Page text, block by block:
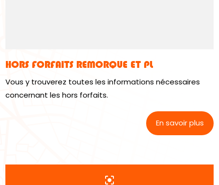
HORS FORFAITS REMORQUE ET PL
Vous y trouverez toutes les informations nécessaires
concernant les hors forfaits.
En savoir plus
center_focus_strong